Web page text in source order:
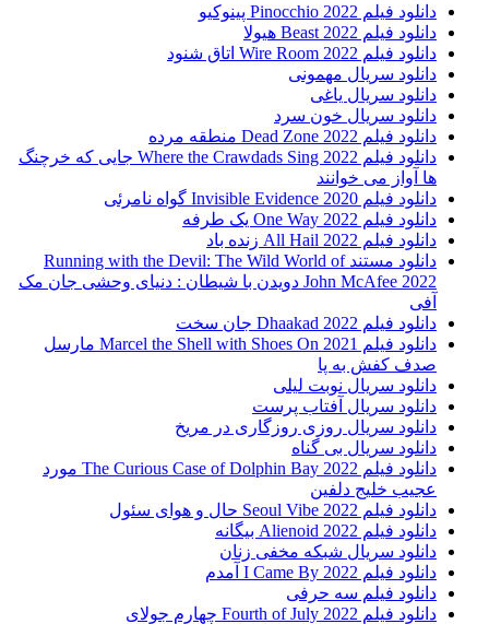
دانلود فیلم Pinocchio 2022 پینوکیو
دانلود فیلم Beast 2022 هیولا
دانلود فیلم Wire Room 2022 اتاق شنود
دانلود سریال مهمونی
دانلود سریال یاغی
دانلود سریال خون سرد
دانلود فیلم 2022 Dead Zone منطقه مرده
دانلود فیلم Where the Crawdads Sing 2022 جایی که خرچنگ
ها آواز می خوانند
دانلود فیلم 2020 Invisible Evidence گواه نامرئی
دانلود فیلم One Way 2022 یک طرفه
دانلود فیلم All Hail 2022 زنده باد
دانلود مستند Running with the Devil: The Wild World of
John McAfee 2022 دویدن با شیطان : دنیای وحشی جان مک
آفی
دانلود فیلم Dhaakad 2022 جان سخت
دانلود فیلم Marcel the Shell with Shoes On 2021 مارسل
صدف کفش به پا
دانلود سریال نوبت لیلی
دانلود سریال آفتاب پرست
دانلود سریال روزی روزگاری در مریخ
دانلود سریال بی گناه
دانلود فیلم The Curious Case of Dolphin Bay 2022 مورد
عجیب خلیج دلفین
دانلود فیلم Seoul Vibe 2022 حال و هوای سئول
دانلود فیلم Alienoid 2022 بیگانه
دانلود سریال شبکه مخفی زنان
دانلود فیلم I Came By 2022 آمدم
دانلود فیلم سه حرفی
دانلود فیلم Fourth of July 2022 چهارم جولای